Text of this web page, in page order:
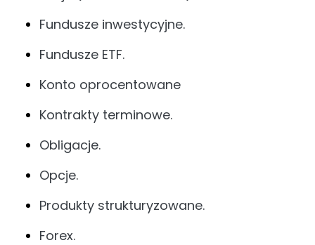
Fundusze inwestycyjne.
Fundusze ETF.
Konto oprocentowane
Kontrakty terminowe.
Obligacje.
Opcje.
Produkty strukturyzowane.
Forex.